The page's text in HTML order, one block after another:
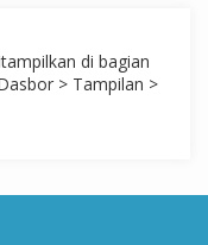
di bagian
> Tampilan >